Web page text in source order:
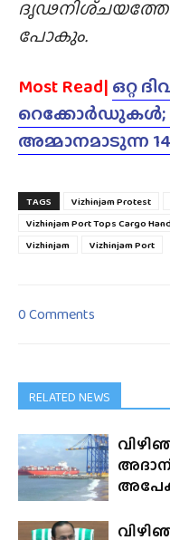
പോകും.
Most Read| ഒറ്റ
റെക്കോർഡുകൾ;
അമ്മാനമാടുന്ന
TAGS Vizhinjam Protest
Vizhinjam Port Tops Cargo
Vizhinjam
Vizhinjam Port
0 Comments
RELATED NEWS